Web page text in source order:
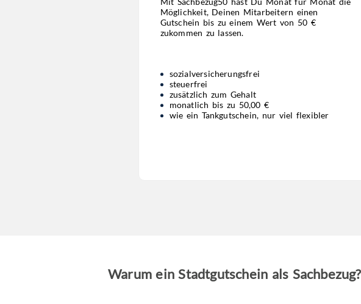
Möglichkeit, Deinen Mitarbeitern einen
Gutschein bis zu einem Wert von 50 €
zukommen zu lassen.
sozialversicherungsfrei
steuerfrei
zusätzlich zum Gehalt
monatlich bis zu 50,00 €
wie ein Tankgutschein, nur viel flexibler
Warum ein Stadtgutschein als Sachbezug?